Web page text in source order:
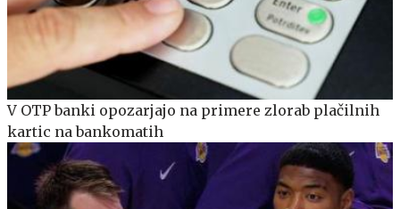
V OTP banki opozarjajo na primere zlorab plačilnih
kartic na bankomatih